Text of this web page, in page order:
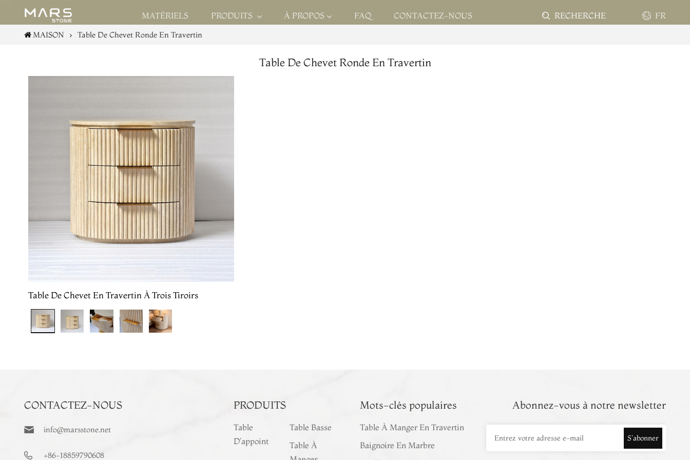
MATÉRIELS PRODUITS À PROPOS FAQ CONTACTEZ-NOUS RECHERCHE FR
MAISON Table De Chevet Ronde En Travertin
Table De Chevet Ronde En Travertin
Table De Chevet En Travertin À Trois Tiroirs
CONTACTEZ-NOUS
info@marsstone.net
+86-18859790608
PRODUITS
Table
D'appoint
Table Basse
Table À
Mots-clés populaires
Table À Manger En Travertin
Baignoire En Marbre
Abonnez-vous à notre newsletter
S'abonner